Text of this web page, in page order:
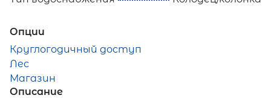
Опции
Круглогодичный доступ
Лес
Магазин
Описание